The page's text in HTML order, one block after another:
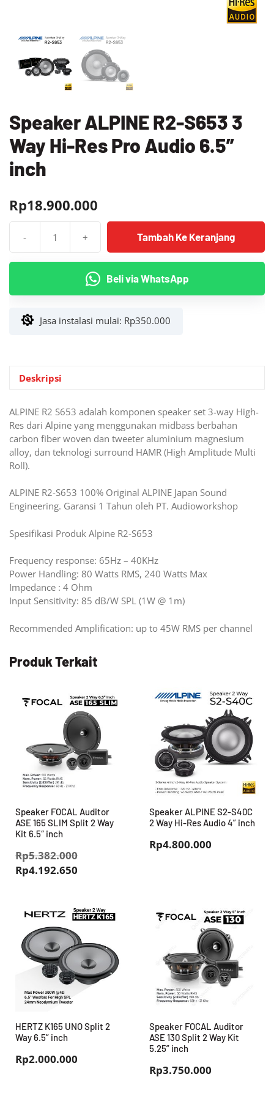
Speaker ALPINE R2-S653 3
Way Hi-Res Pro Audio 6.5”
inch
Rp18.900.000
-
Speaker
R2-
S653
Way
+ Tambah Ke Keranjang
Beli via WhatsApp
Jasa instalasi mulai: Rp350.000
Deskripsi
ALPINE R2 S653 adalah komponen speaker set 3-way High-
Res dari Alpine yang menggunakan midbass berbahan
carbon fiber woven dan tweeter aluminium magnesium
alloy, dan teknologi surround HAMR (High Amplitude Multi
Roll).
ALPINE R2-S653 100% Original ALPINE Japan Sound
Engineering. Garansi 1 Tahun oleh PT. Audioworkshop
Spesifikasi Produk Alpine R2-S653
Frequency response: 65Hz – 40KHz
Power Handling: 80 Watts RMS, 240 Watts Max
Impedance : 4 Ohm
Input Sensitivity: 85 dB/W SPL (1W @ 1m)
Recommended Amplification: up to 45W RMS per channel
Produk Terkait
Speaker FOCAL Auditor
ASE 165 SLIM Split 2 Way
Kit 6.5″ inch
Rp5.382.000
Rp4.192.650
adalah:
Speaker ALPINE S2-S40C
2 Way Hi-Res Audio 4” inch
Rp4.800.000
HERTZ K165 UNO Split 2
Way 6.5” inch
Rp2.000.000
Speaker FOCAL Auditor
ASE 130 Split 2 Way Kit
5.25” inch
Rp3.750.000